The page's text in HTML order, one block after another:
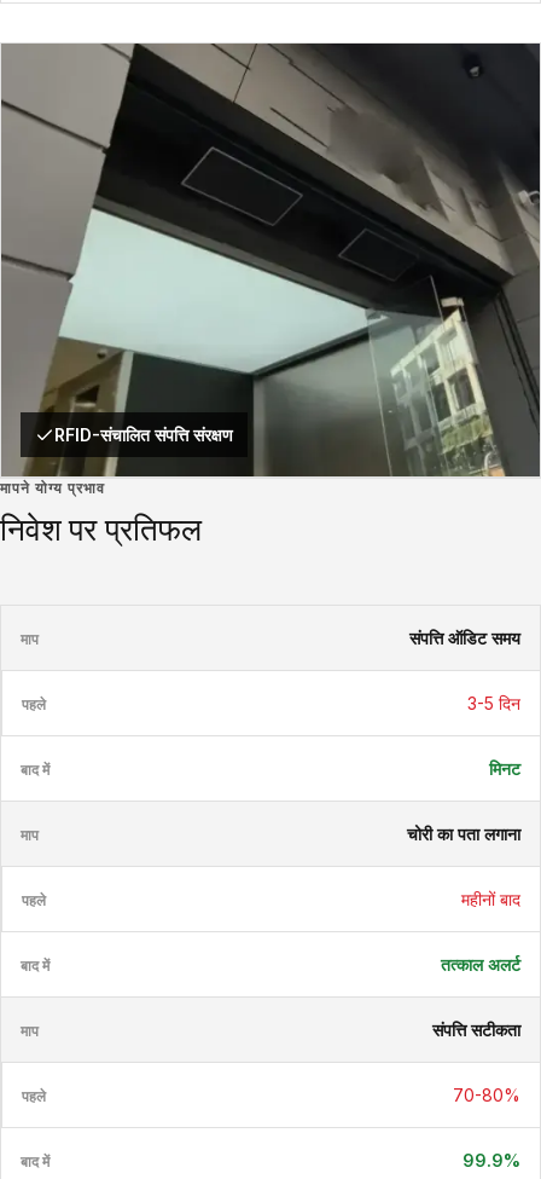
RFID-संचालित संपत्ति संरक्षण
मापने योग्य प्रभाव
निवेश पर प्रतिफल
संपत्ति ऑडिट समय
3-5 दिन
मिनट
चोरी का पता लगाना
महीनों बाद
तत्काल अलर्ट
संपत्ति सटीकता
70-80%
99.9%